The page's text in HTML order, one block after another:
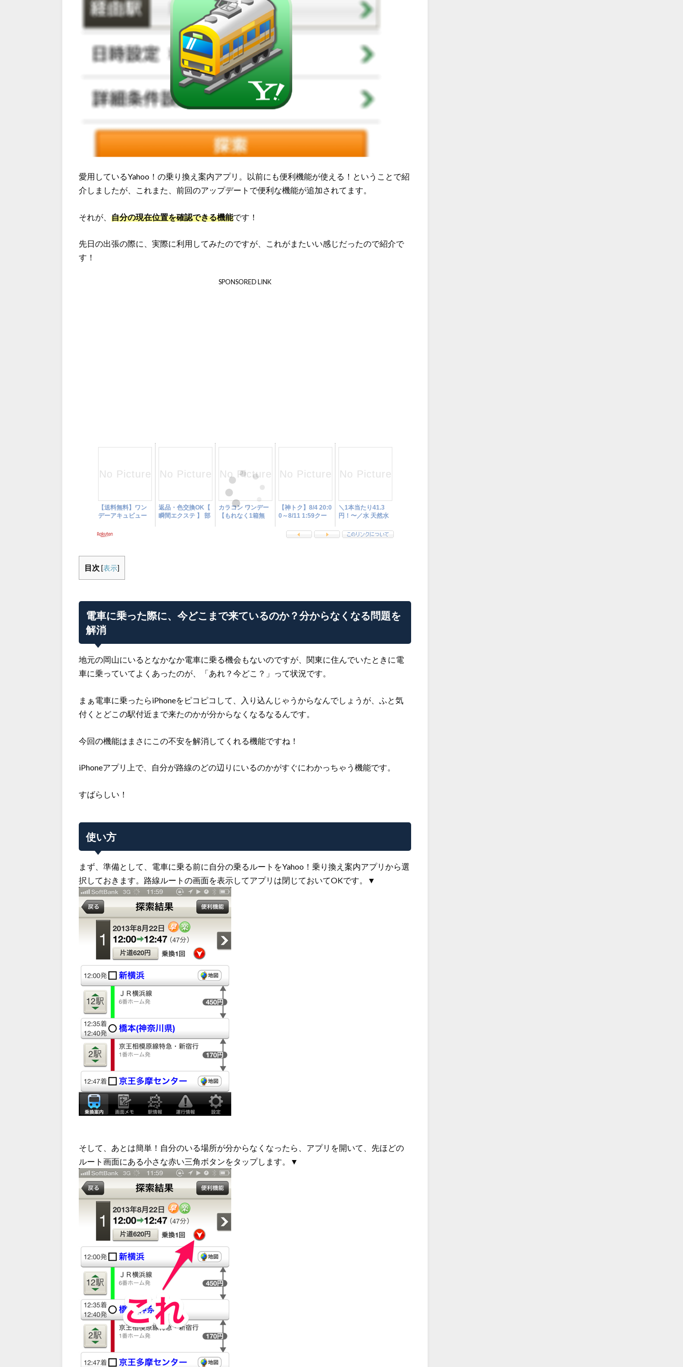
愛用しているYahoo！の乗り換え案内アプリ。以前にも便利機能が使える！ということで紹
介しましたが、これまた、前回のアップデートで便利な機能が追加されてます。
それが、 自分の現在位置を確認できる機能です！
先日の出張の際に、実際に利用してみたのですが、これがまたいい感じだったので紹介で
す！
SPONSORED LINK
目次 [表示]
電車に乗った際に、今どこまで来ているのか？分からなくなる問題を
解消
地元の岡山にいるとなかなか電車に乗る機会もないのですが、関東に住んでいたときに電
車に乗っていてよくあったのが、「あれ？今どこ？」って状況です。
まぁ電車に乗ったらiPhoneをピコピコして、入り込んじゃうからなんでしょうが、ふと気
付くとどこの駅付近まで来たのかが分からなくなるなるんです。
今回の機能はまさにこの不安を解消してくれる機能ですね！
iPhoneアプリ上で、自分が路線のどの辺りにいるのかがすぐにわかっちゃう機能です。
すばらしい！
使い方
まず、準備として、電車に乗る前に自分の乗るルートをYahoo！乗り換え案内アプリから選
択しておきます。路線ルートの画面を表示してアプリは閉じておいてOKです。▼
そして、あとは簡単！自分のいる場所が分からなくなったら、アプリを開いて、先ほどの
ルート画面にある小さな赤い三角ボタンをタップします。▼